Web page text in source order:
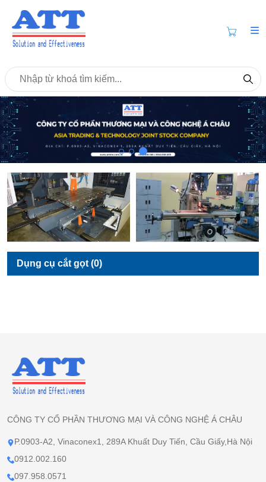
Dụng cụ cắt gọt (0)
CÔNG TY CỔ PHẦN THƯƠNG MẠI VÀ CÔNG NGHỆ Á CHÂU
P.0903-A2, Vinaconex1, 289A Khuất Duy Tiến, Cầu Giấy,Hà Nội
0912.002.160
097.958.0571